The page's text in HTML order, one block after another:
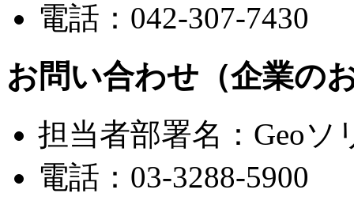
電話：042-307-7430
お問い合わせ（企業の
担当者部署名：Geo
電話：03-3288-5900